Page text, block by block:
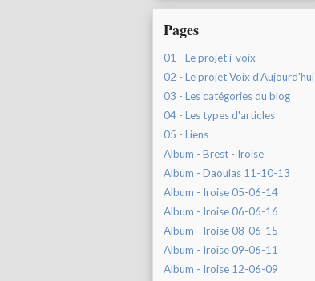
Pages
01 - Le projet i-voix
02 - Le projet Voix d'Aujourd'hui
03 - Les catégories du blog
04 - Les types d'articles
05 - Liens
Album - Brest - Iroise
Album - Daoulas 11-10-13
Album - Iroise 05-06-14
Album - Iroise 06-06-16
Album - Iroise 08-06-15
Album - Iroise 09-06-11
Album - Iroise 12-06-09